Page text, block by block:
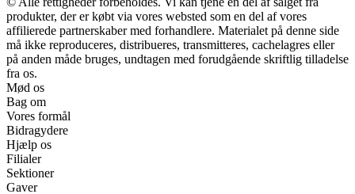
produkter, der er købt via vores websted som en del af vores
affilierede partnerskaber med forhandlere. Materialet på denne side
må ikke reproduceres, distribueres, transmitteres, cachelagres eller
på anden måde bruges, undtagen med forudgående skriftlig tilladelse
fra os.
Mød os
Bag om
Vores formål
Bidragydere
Hjælp os
Filialer
Sektioner
Gaver